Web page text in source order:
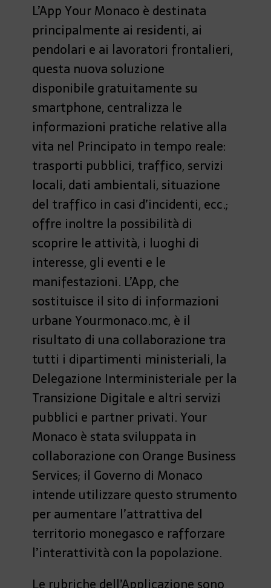
L’App Your Monaco è destinata
principalmente ai residenti, ai
pendolari e ai lavoratori frontalieri,
questa nuova soluzione
disponibile gratuitamente su
smartphone, centralizza le
informazioni pratiche relative alla
vita nel Principato in tempo reale:
trasporti pubblici, traffico, servizi
locali, dati ambientali, situazione
del traffico in casi d’incidenti, ecc.;
offre inoltre la possibilità di
scoprire le attività, i luoghi di
interesse, gli eventi e le
manifestazioni. L’App, che
sostituisce il sito di informazioni
urbane Yourmonaco.mc, è il
risultato di una collaborazione tra
tutti i dipartimenti ministeriali, la
Delegazione Interministeriale per la
Transizione Digitale e altri servizi
pubblici e partner privati. Your
Monaco è stata sviluppata in
collaborazione con Orange Business
Services; il Governo di Monaco
intende utilizzare questo strumento
per aumentare l’attrattiva del
territorio monegasco e rafforzare
l’interattività con la popolazione.